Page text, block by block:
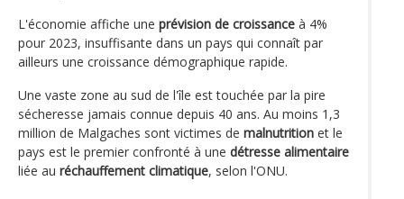
L'économie affiche une prévision de croissance à 4%
pour 2023, insuffisante dans un pays qui connaît par
ailleurs une croissance démographique rapide.
Une vaste zone au sud de l'île est touchée par la pire
sécheresse jamais connue depuis 40 ans. Au moins 1,3
million de Malgaches sont victimes de malnutrition et le
pays est le premier confronté à une détresse alimentaire
liée au réchauffement climatique, selon l'ONU.